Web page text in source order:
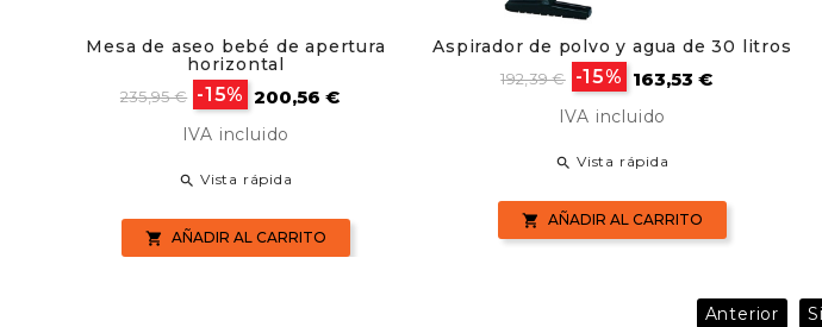
Mesa de aseo bebé de apertura
horizontal
Precio
235,95 € -15% Precio
200,56 €
IVA incluido
 Vista rápida
 AÑADIR AL CARRITO
Aspirador de polvo y agua de 30 litros
Precio
192,39 € -15% Precio
163,53 €
IVA incluido
 Vista rápida
 AÑADIR AL CARRITO
Anterior